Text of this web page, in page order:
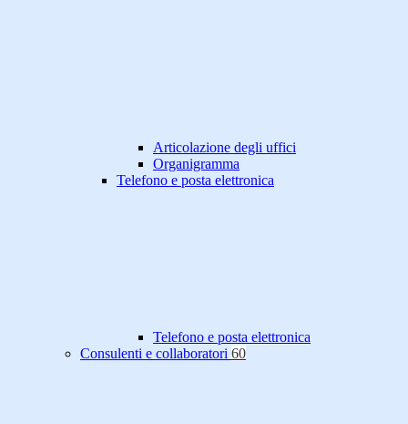
Articolazione degli uffici
Organigramma
Telefono e posta elettronica
Telefono e posta elettronica
Consulenti e collaboratori 60